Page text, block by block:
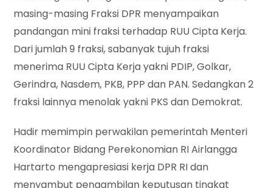
masing-masing Fraksi DPR menyampaikan
pandangan mini fraksi terhadap RUU Cipta Kerja.
Dari jumlah 9 fraksi, sabanyak tujuh fraksi
menerima RUU Cipta Kerja yakni PDIP, Golkar,
Gerindra, Nasdem, PKB, PPP dan PAN. Sedangkan 2
fraksi lainnya menolak yakni PKS dan Demokrat.
Hadir memimpin perwakilan pemerintah Menteri
Koordinator Bidang Perekonomian RI Airlangga
Hartarto mengapresiasi kerja DPR RI dan
menyambut pengambilan keputusan tingkat